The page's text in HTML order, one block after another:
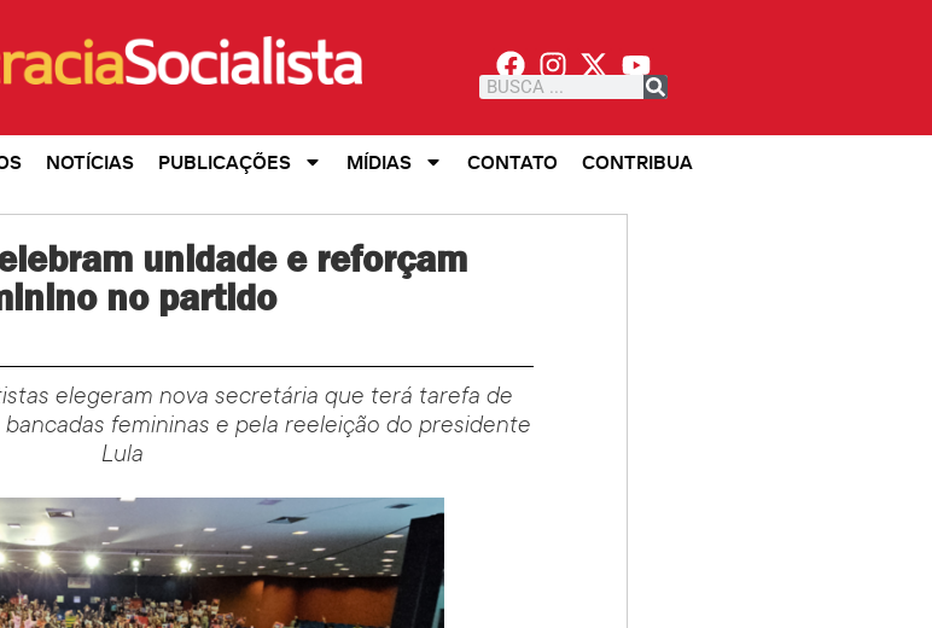
NOTÍCIAS PUBLICAÇÕES MÍDIAS CONTATO CONTRIBUA
unidade e reforçam
no partido
elegeram nova secretária que terá tarefa de
femininas e pela reeleição do presidente
Lula